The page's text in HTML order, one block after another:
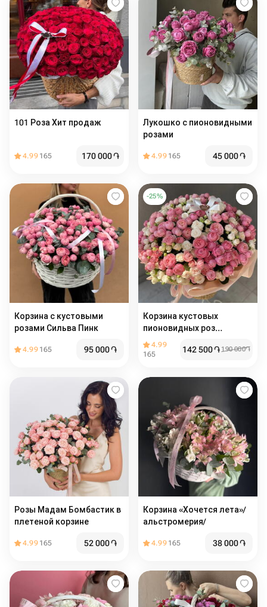
101 Роза Хит продаж
4.99 165 170 000֏
Лукошко с пионовидными
розами
4.99 165 45 000֏
Корзина с кустовыми
розами Сильва Пинк
4.99 165 95 000֏
-25%
Корзина кустовых
пионовидных роз
«Розовая Гармония»
4.99
165
142 500֏ 190 000֏
Розы Мадам Бомбастик в
плетеной корзине
4.99 165 52 000֏
Корзина «Хочется лета»/
альстромерия/
4.99 165 38 000֏